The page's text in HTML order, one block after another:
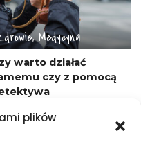
plików
Medycyna
warto działać
czy z pomocą
05/12/2025